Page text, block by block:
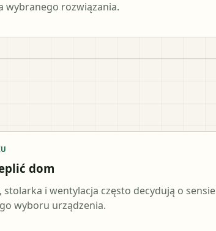
wybranego rozwiązania.
dom
stolarka i wentylacja często decydują o sensie
wyboru urządzenia.